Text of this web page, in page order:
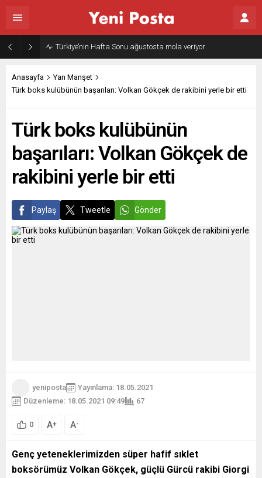
Türkiye’nin Hafta Sonu ağustosta mola veriyor
Anasayfa
Yan Manşet
Türk boks kulübünün başarıları: Volkan Gökçek de rakibini yerle bir etti
Türk boks kulübünün
başarıları: Volkan Gökçek de
rakibini yerle bir etti
Paylaş Tweetle Gönder
yeniposta
Yayınlama: 18.05.2021
Düzenleme: 18.05.2021 09:49
67
0 A+ A-
Genç yeteneklerimizden süper hafif sıklet
boksörümüz Volkan Gökçek, güçlü Gürcü rakibi Giorgi